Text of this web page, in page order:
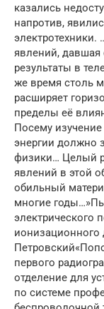
казались
напротив,
электротехники.
явлений, давшая
результаты в
же время столь
расширяет
пределы её
Посему изучение
энергии должно
физики… Целый
явлений в этой
обильный
многие
ионизационного
первого
отделение для
по системе